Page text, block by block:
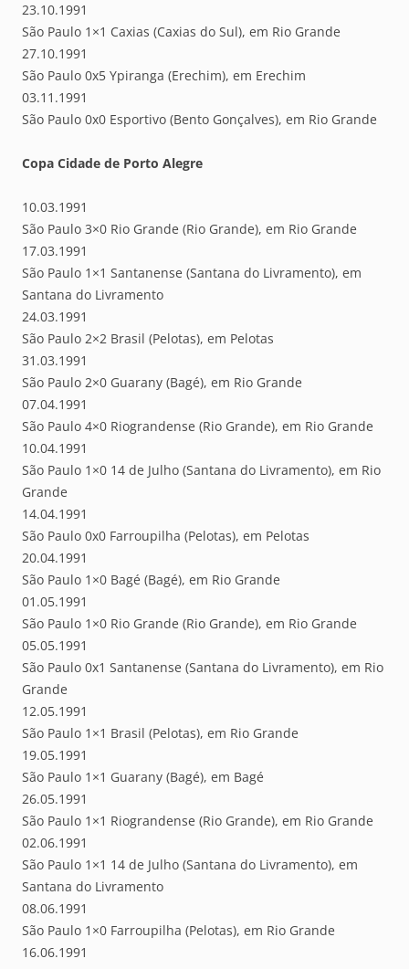
23.10.1991
São Paulo 1×1 Caxias (Caxias do Sul), em Rio Grande
27.10.1991
São Paulo 0x5 Ypiranga (Erechim), em Erechim
03.11.1991
São Paulo 0x0 Esportivo (Bento Gonçalves), em Rio Grande
Copa Cidade de Porto Alegre
10.03.1991
São Paulo 3×0 Rio Grande (Rio Grande), em Rio Grande
17.03.1991
São Paulo 1×1 Santanense (Santana do Livramento), em
Santana do Livramento
24.03.1991
São Paulo 2×2 Brasil (Pelotas), em Pelotas
31.03.1991
São Paulo 2×0 Guarany (Bagé), em Rio Grande
07.04.1991
São Paulo 4×0 Riograndense (Rio Grande), em Rio Grande
10.04.1991
São Paulo 1×0 14 de Julho (Santana do Livramento), em Rio
Grande
14.04.1991
São Paulo 0x0 Farroupilha (Pelotas), em Pelotas
20.04.1991
São Paulo 1×0 Bagé (Bagé), em Rio Grande
01.05.1991
São Paulo 1×0 Rio Grande (Rio Grande), em Rio Grande
05.05.1991
São Paulo 0x1 Santanense (Santana do Livramento), em Rio
Grande
12.05.1991
São Paulo 1×1 Brasil (Pelotas), em Rio Grande
19.05.1991
São Paulo 1×1 Guarany (Bagé), em Bagé
26.05.1991
São Paulo 1×1 Riograndense (Rio Grande), em Rio Grande
02.06.1991
São Paulo 1×1 14 de Julho (Santana do Livramento), em
Santana do Livramento
08.06.1991
São Paulo 1×0 Farroupilha (Pelotas), em Rio Grande
16.06.1991